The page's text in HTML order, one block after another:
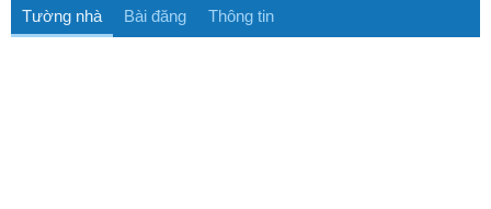
Tường nhà Bài đăng Thông tin